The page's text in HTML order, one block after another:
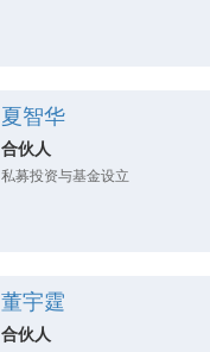
夏智华
合伙人
私募投资与基金设立
董宇霆
合伙人